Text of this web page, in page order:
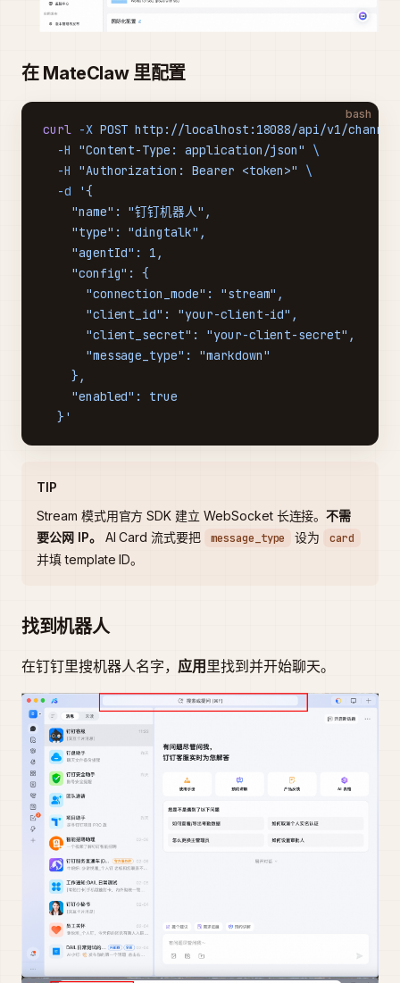
在 MateClaw 里配置
bash
curl -X POST http://localhost:18088/api/v1/
  -H
"Content-Type: application/json"
\
  -H
"Authorization: Bearer <token>"
\
  -d
'{
    "name": "钉钉机器人",
    "type": "dingtalk",
    "agentId": 1,
    "config": {
      "connection_mode": "stream",
      "client_id": "your-client-id",
      "client_secret": "your-client-secret",
      "message_type": "markdown"
    },
    "enabled": true
  }'
TIP
Stream 模式用官方 SDK 建立 WebSocket 长连接。不需
要公网 IP。
AI Card 流式要把 message_type 设为
card
并填 template ID。
找到机器人
在钉钉里搜机器人名字， 应用 里找到并开始聊天。